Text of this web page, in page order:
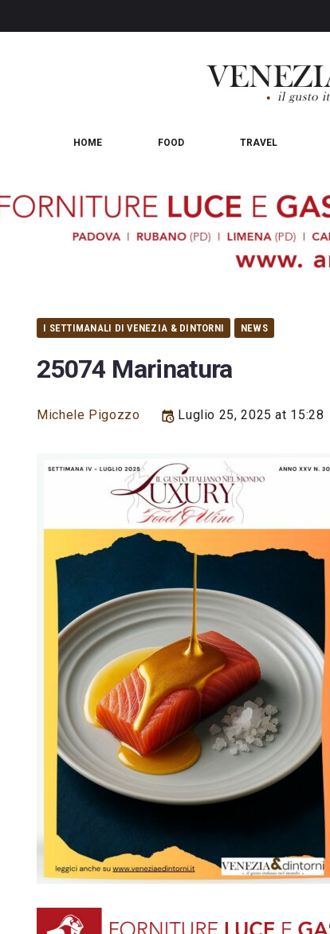
HOME FOOD TRAVEL
I SETTIMANALI DI VENEZIA & DINTORNI NEWS
25074 Marinatura
Michele Pigozzo Luglio 25, 2025 at 15:28